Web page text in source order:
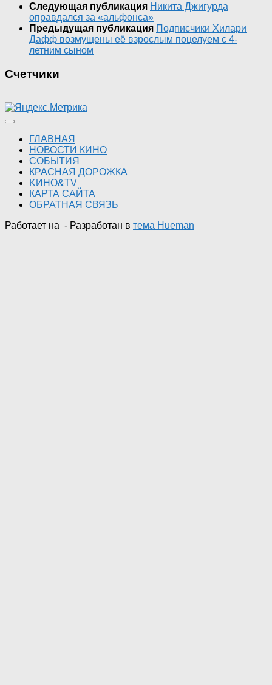
Следующая публикация Никита Джигурда
оправдался за «альфонса»
Предыдущая публикация Подписчики Хилари
Дафф возмущены её взрослым поцелуем с 4-
летним сыном
Счетчики
ГЛАВНАЯ
НОВОСТИ КИНО
СОБЫТИЯ
КРАСНАЯ ДОРОЖКА
KИНО&TV
КАРТА САЙТА
ОБРАТНАЯ СВЯЗЬ
Работает на - Разработан в тема Hueman